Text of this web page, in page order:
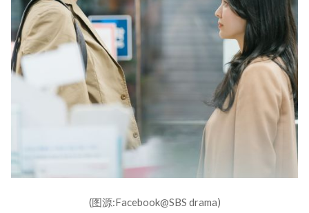
(图源:Facebook@SBS drama)